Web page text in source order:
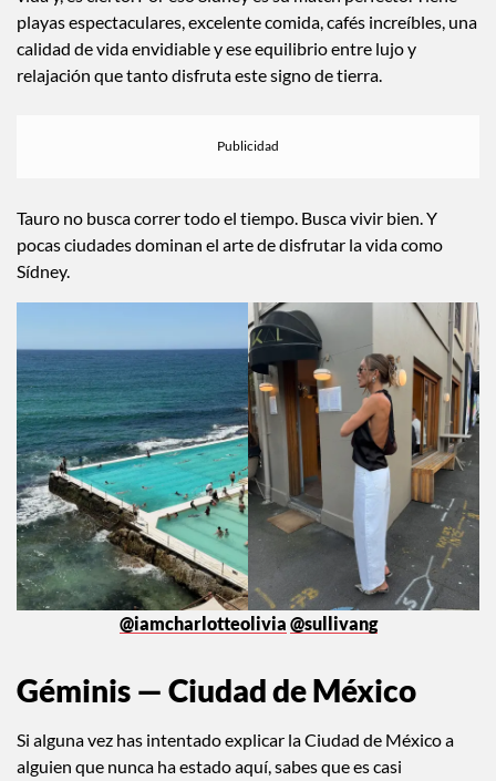
playas espectaculares, excelente comida, cafés increíbles, una
calidad de vida envidiable y ese equilibrio entre lujo y
relajación que tanto disfruta este signo de tierra.
Tauro no busca correr todo el tiempo. Busca vivir bien. Y
pocas ciudades dominan el arte de disfrutar la vida como
Sídney.
@iamcharlotteolivia @sullivang
Géminis — Ciudad de México
Si alguna vez has intentado explicar la Ciudad de México a
alguien que nunca ha estado aquí, sabes que es casi